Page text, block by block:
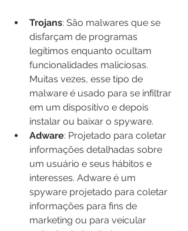
Trojans: São malwares que se
disfarçam de programas
legítimos enquanto ocultam
funcionalidades maliciosas.
Muitas vezes, esse tipo de
malware é usado para se infiltrar
em um dispositivo e depois
instalar ou baixar o spyware.
Adware: Projetado para coletar
informações detalhadas sobre
um usuário e seus hábitos e
interesses. Adware é um
spyware projetado para coletar
informações para fins de
marketing ou para veicular